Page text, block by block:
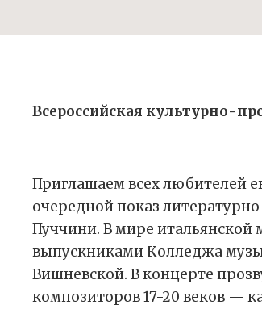
Всероссийская культурно-
Приглашаем всех любителей
очередной показ
Пуччини. В мире итальянской
выпускниками Колледжа
Вишневской. В концерте
композиторов 17-20 веков —